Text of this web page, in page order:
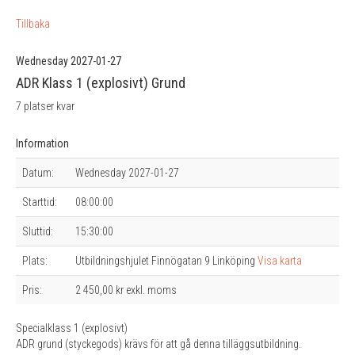
Tillbaka
Wednesday 2027-01-27
ADR Klass 1 (explosivt) Grund
7 platser kvar
Information
Datum: Wednesday 2027-01-27
Starttid: 08:00:00
Sluttid: 15:30:00
Plats: Utbildningshjulet Finnögatan 9 Linköping Visa karta
Pris: 2 450,00 kr exkl. moms
Specialklass 1 (explosivt)
ADR grund (styckegods) krävs för att gå denna tilläggsutbildning.